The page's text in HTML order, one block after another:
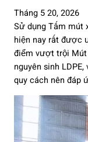
Tháng 5 20, 2026
Sử dụng Tấm mút
hiện nay rất được
điểm vượt trội
nguyên sinh
quy cách nên đáp